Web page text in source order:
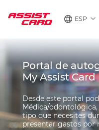
ESP
Portal de
My Assist Card
Desde este portal podrás solicitar asistencia
Médica/
tipo que necesites
presentar gastos por